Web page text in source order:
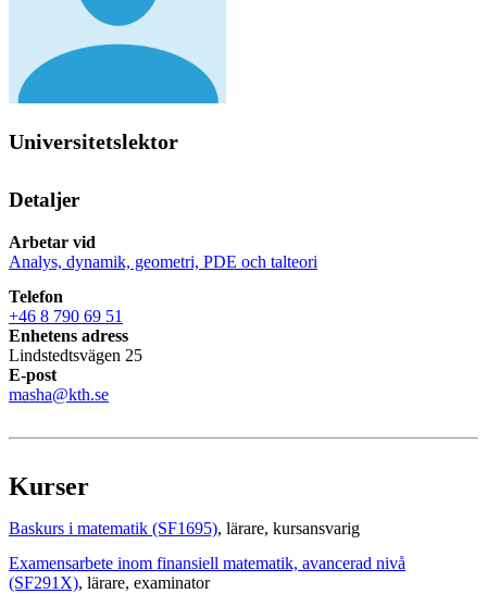
Universitetslektor
Detaljer
Arbetar vid
Analys, dynamik, geometri, PDE och talteori
Telefon
+46 8 790 69 51
Enhetens adress
Lindstedtsvägen 25
E-post
masha@kth.se
Kurser
Baskurs i matematik (SF1695), lärare, kursansvarig
Examensarbete inom finansiell matematik, avancerad nivå
(SF291X), lärare, examinator